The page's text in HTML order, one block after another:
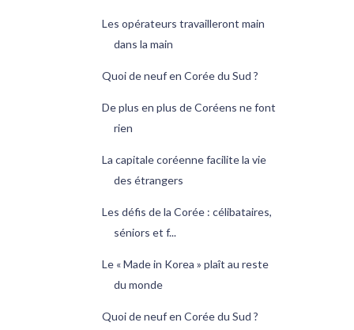
Les opérateurs travailleront main
dans la main
Quoi de neuf en Corée du Sud ?
De plus en plus de Coréens ne font
rien
La capitale coréenne facilite la vie
des étrangers
Les défis de la Corée : célibataires,
séniors et f...
Le « Made in Korea » plaît au reste
du monde
Quoi de neuf en Corée du Sud ?